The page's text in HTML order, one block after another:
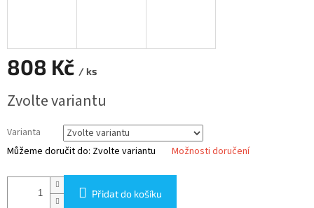
808 Kč / ks
cena:
Zvolte variantu
Varianta
Můžeme doručit do: Zvolte variantu Možnosti doručení
Přidat do košíku